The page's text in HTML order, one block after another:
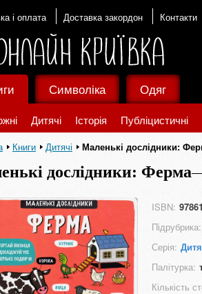
і оплата Доставка закордон Контакти
Дитячі Історія Публіцистичні
Символіка Одяг
Книги Дитячі Маленькі дослідники:
дослідники: Ферма
ISBN:
Підрубрика:
Серія:
Палітурка:
Кількість